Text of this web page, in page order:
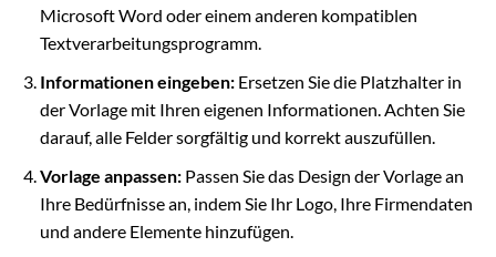
Microsoft Word oder einem anderen kompatiblen
Textverarbeitungsprogramm.
Informationen eingeben:Ersetzen Sie die Platzhalter in
der Vorlage mit Ihren eigenen Informationen. Achten Sie
darauf, alle Felder sorgfältig und korrekt auszufüllen.
Vorlage anpassen:Passen Sie das Design der Vorlage an
Ihre Bedürfnisse an, indem Sie Ihr Logo, Ihre Firmendaten
und andere Elemente hinzufügen.